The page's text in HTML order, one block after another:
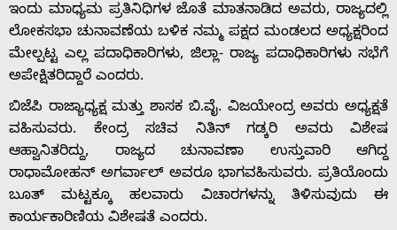
Home
ಇಂದು ಮಾಧ್ಯಮ ಪ್ರತಿನಿಧಿಗಳ ಜೊತೆ ಮಾತನಾಡಿದ ಅವರು, ರಾಜ್ಯದಲ್ಲಿ
ಲೋಕಸಭಾ ಚುನಾವಣೆಯ ಬಳಿಕ ನಮ್ಮ ಪಕ್ಷದ ಮಂಡಲದ ಅಧ್ಯಕ್ಷರಿಂದ
ಮೇಲ್ಪಟ್ಟ ಎಲ್ಲ ಪದಾಧಿಕಾರಿಗಳು, ಜಿಲ್ಲಾ- ರಾಜ್ಯ ಪದಾಧಿಕಾರಿಗಳು ಸಭೆಗೆ
ಅಪೇಕ್ಷಿತರಿದ್ದಾರೆ ಎಂದರು.
ಬಿಜೆಪಿ ರಾಜ್ಯಾಧ್ಯಕ್ಷ ಮತ್ತು ಶಾಸಕ ಬಿ.ವೈ. ವಿಜಯೇಂದ್ರ ಅವರು ಅಧ್ಯಕ್ಷತೆ
ವಹಿಸುವರು. ಕೇಂದ್ರ ಸಚಿವ ನಿತಿನ್ ಗಡ್ಕರಿ ಅವರು ವಿಶೇಷ
ಆಹ್ವಾನಿತರಿದ್ದು, ರಾಜ್ಯದ ಚುನಾವಣಾ ಉಸ್ತುವಾರಿ ಆಗಿದ್ದ
ರಾಧಾಮೋಹನ್ ಅಗರ್ವಾಲ್ ಅವರೂ ಭಾಗವಹಿಸುವರು. ಪ್ರತಿಯೊಂದು
ಬೂತ್ ಮಟ್ಟಕ್ಕೂ ಹಲವಾರು ವಿಚಾರಗಳನ್ನು ತಿಳಿಸುವುದು ಈ
ಕಾರ್ಯಕಾರಿಣಿಯ ವಿಶೇಷತೆ ಎಂದರು.